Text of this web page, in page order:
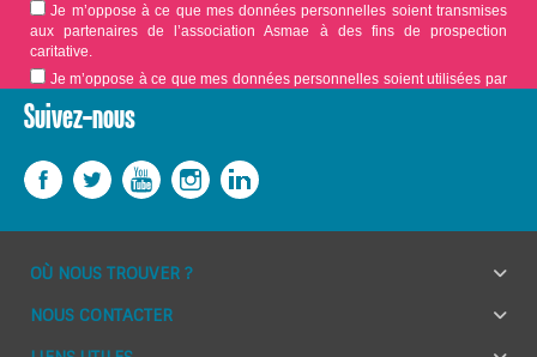
Je m’oppose à ce que mes données personnelles soient transmises
aux partenaires de l’association Asmae à des fins de prospection
caritative.
Je m’oppose à ce que mes données personnelles soient utilisées par
Asmae dans le cadre d'appels aux dons.
Suivez-nous
OÙ NOUS TROUVER ?
NOUS CONTACTER